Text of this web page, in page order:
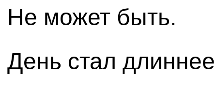
Не может быть.
День стал